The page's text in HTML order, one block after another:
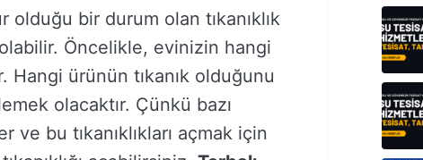
olduğu bir durum olan tıkanıklık
Öncelikle, evinizin hangi
ürünün tıkanık olduğunu
olacaktır. Çünkü bazı
ve bu tıkanıklıkları açmak için